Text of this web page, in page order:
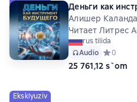
Деньги как
Алишер
Читает Литрес
rus tilida
Audio Средний
0
25 761,12 s`om
Eksklyuziv